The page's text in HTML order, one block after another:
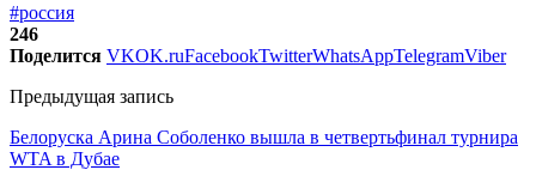
#россия
246
Поделится VKOK.ruFacebookTwitterWhatsAppTelegramViber
Предыдущая запись
Белоруска Арина Соболенко вышла в четвертьфинал турнира
WTA в Дубае